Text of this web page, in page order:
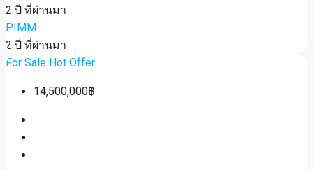
2 ปี ที่ผ่านมา
PIMM
2 ปี ที่ผ่านมา
For Sale Hot Offer
14,500,000฿